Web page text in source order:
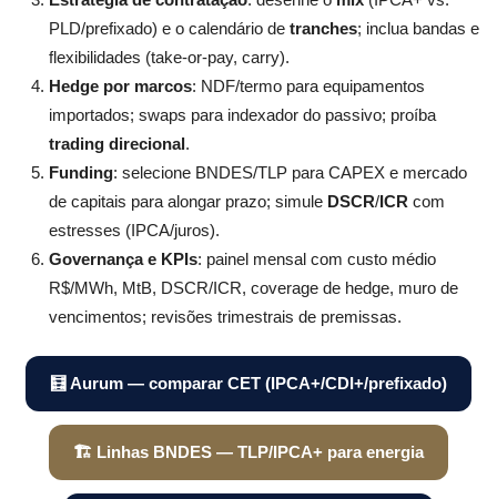
PLD/prefixado) e o calendário de tranches; inclua bandas e
flexibilidades (take-or-pay, carry).
Hedge por marcos: NDF/termo para equipamentos
importados; swaps para indexador do passivo; proíba
trading direcional.
Funding: selecione BNDES/TLP para CAPEX e mercado
de capitais para alongar prazo; simule DSCR/ICR com
estresses (IPCA/juros).
Governança e KPIs: painel mensal com custo médio
R$/MWh, MtB, DSCR/ICR, coverage de hedge, muro de
vencimentos; revisões trimestrais de premissas.
🧮 Aurum — comparar CET (IPCA+/CDI+/prefixado)
🏗️ Linhas BNDES — TLP/IPCA+ para energia